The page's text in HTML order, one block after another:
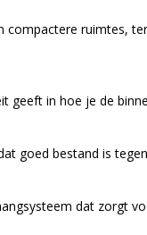
ruimtes,
geeft in hoe je de
goed bestand is
dat zorgt